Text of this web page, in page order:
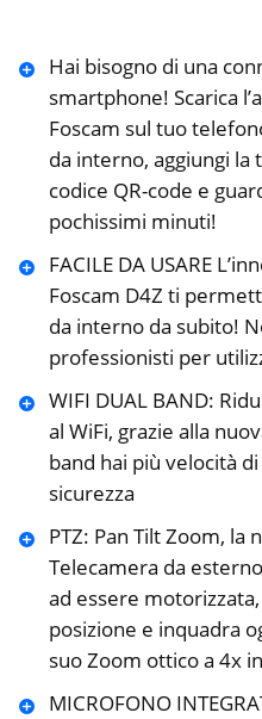
Hai bisogno di una
smartphone! Scarica
Foscam sul tuo
da interno, aggiungi la
codice QR-code e
pochissimi minuti!
FACILE DA USARE
Foscam D4Z ti
da interno da subito!
professionisti per
WIFI DUAL BAND:
al WiFi, grazie alla
band hai più velocità
sicurezza
PTZ: Pan Tilt Zoom, la
Telecamera da
ad essere
posizione e inquadra
suo Zoom ottico a 4x
MICROFONO